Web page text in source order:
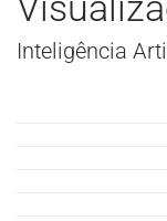
Inteligência